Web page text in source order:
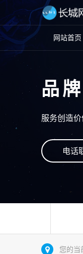
网站首页
品
服务创造
电话
您的当